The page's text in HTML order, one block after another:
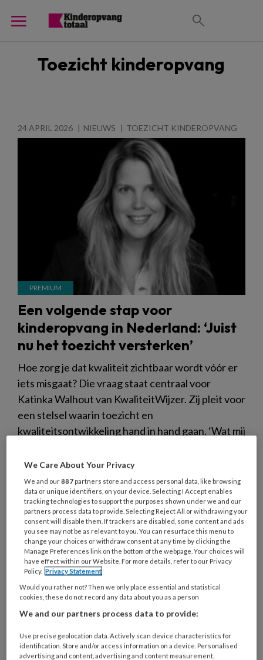
Toezicht kinderopvang
24 APRIL 2026 NIEUWS TOEZICHT KINDEROPVANG
Een volgende stap voor
kinderopvang in Nederland: ‘Juist
nu het toezicht versterken’
Hoe zorg je dat kwaliteit zichtbaar wordt vóór er
iets misgaat? Die vraag staat centraal voor
Katinka Walhout van KwaliteitWijzer. Zij pleit voor
een stelsel waarin toezicht en
kwaliteitsontwikkeling hand in hand gaan. ‘Wat mij
toezicht vooral achteruit kijkt. De reflex is vaak:
meer regels, meer controle. Terwijl de focus moet
liggen op: hoe maken we kwaliteit en veiligheid
eerder zichtbaar?’
We Care About Your Privacy
We and our887 partners store and access personal data, like browsing
data or unique identifiers, on your device. Selecting I Accept enables
tracking technologies to support the purposes shown under we and our
partners process data to provide. Selecting Reject All or withdrawing your
consent will disable them. If trackers are disabled, some content and ads
you see may not be as relevant to you. You can resurface this menu to
change your choices or withdraw consent at any time by clicking the
Manage Preferences link on the bottom of the webpage. Your choices will
have effect within our Website. For more details, refer to our Privacy
Policy. Privacy Statement
Would you rather not? Then we only place essential and statistical
cookies, these do not record any data about you as a person
We and our partners process data to provide:
Use precise geolocation data. Actively scan device characteristics for
identification. Store and/or access information on a device. Personalised
advertising and content, advertising and content measurement,